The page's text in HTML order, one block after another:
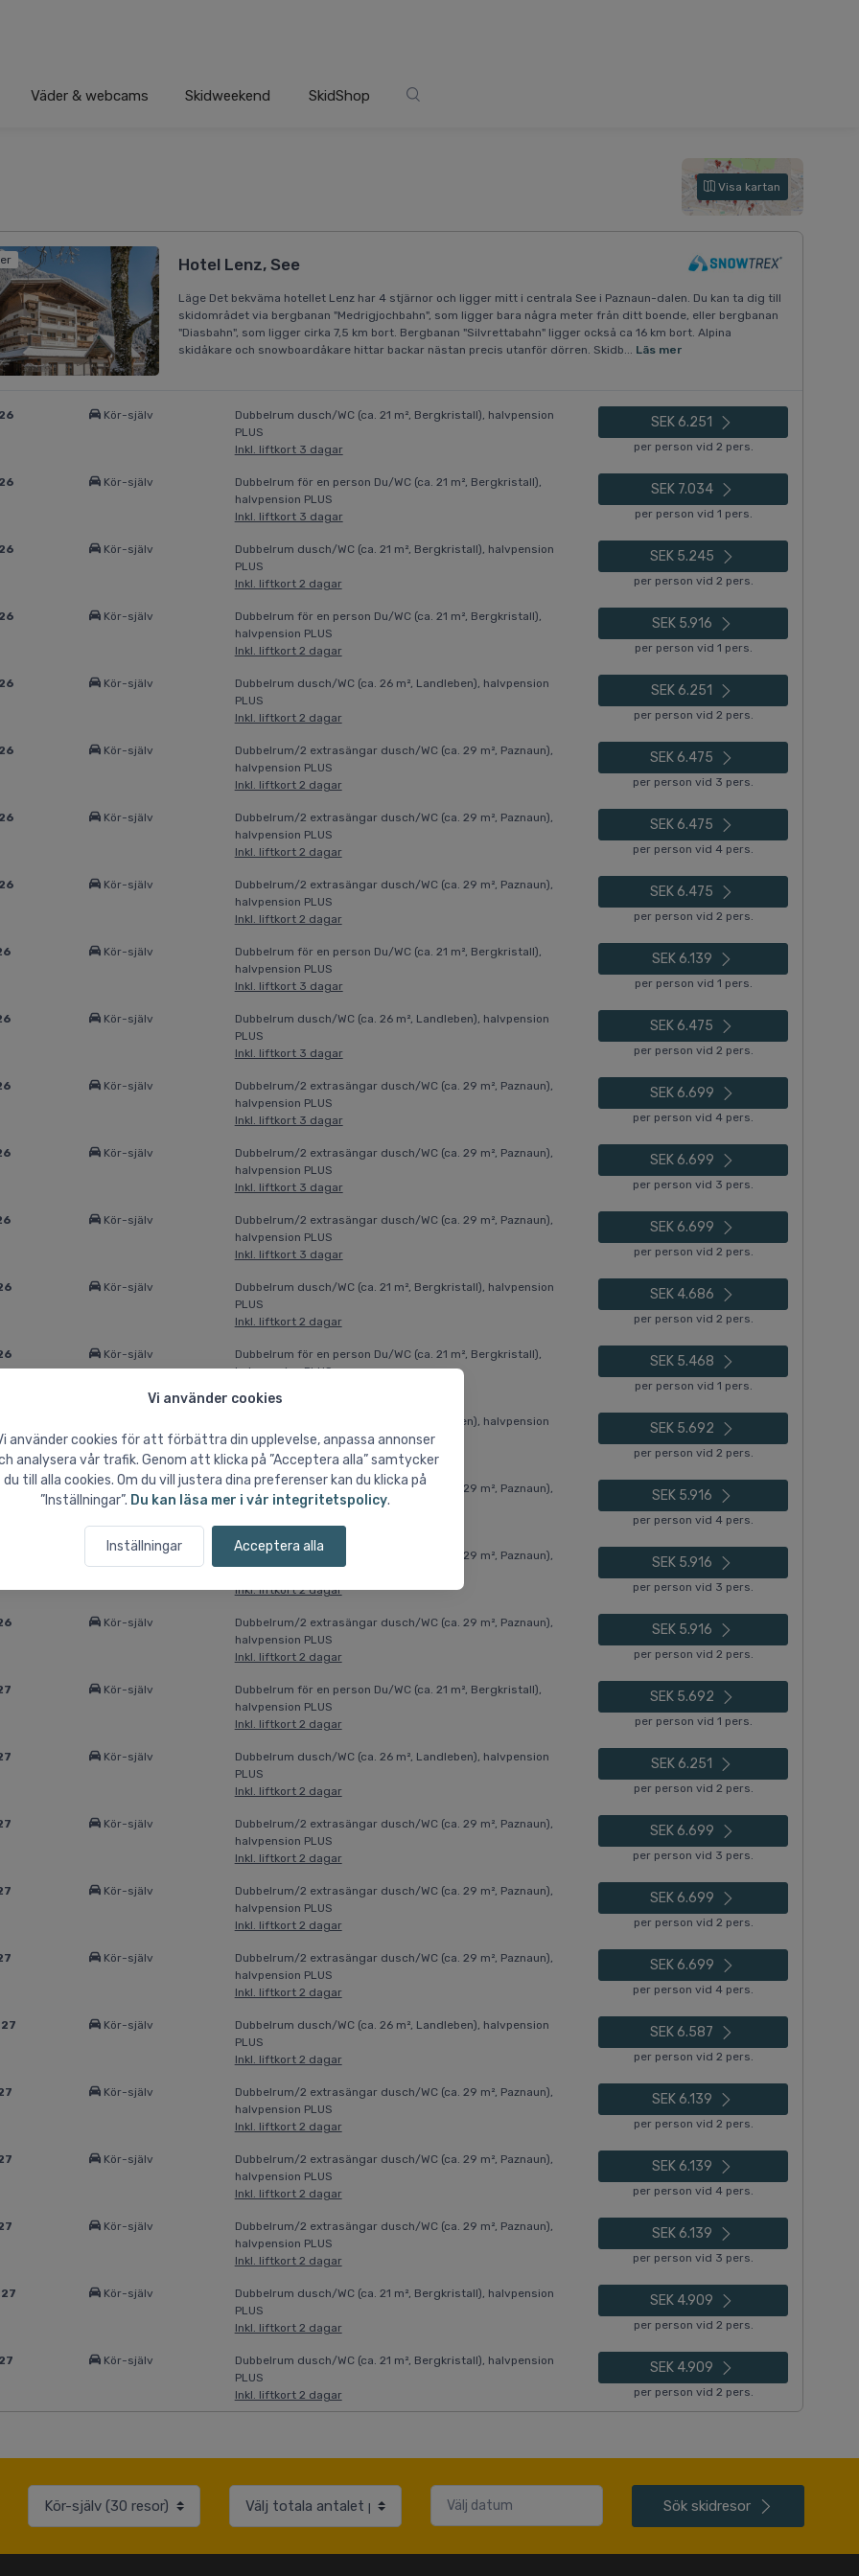
Vi använder cookies
använder cookies för att förbättra din upplevelse, anpassa annonser
analysera vår trafik. Genom att klicka på ”Acceptera alla” samtycker
du till alla cookies. Om du vill justera dina preferenser kan du klicka på
”Inställningar”. Du kan läsa mer i vår integritetspolicy.
Inställningar Acceptera alla
Väder & webcams Skidweekend SkidShop
Visa kartan
Hotel Lenz, See
Läge Det bekväma hotellet Lenz har 4 stjärnor och ligger mitt i centrala See i Paznaun-dalen. Du kan ta dig till
skidområdet via bergbanan "Medrigjochbahn", som ligger bara några meter från ditt boende, eller bergbanan
"Diasbahn", som ligger cirka 7,5 km bort. Bergbanan "Silvrettabahn" ligger också ca 16 km bort. Alpina
skidåkare och snowboardåkare hittar backar nästan precis utanför dörren. Skidb... Läs mer
Kör-själv
Dubbelrum dusch/WC (ca. 21 m², Bergkristall), halvpension
PLUS
Inkl. liftkort 3 dagar
SEK 6.251
per person vid 2 pers.
Kör-själv
Dubbelrum för en person Du/WC (ca. 21 m², Bergkristall),
halvpension PLUS
Inkl. liftkort 3 dagar
SEK 7.034
per person vid 1 pers.
Kör-själv
Dubbelrum dusch/WC (ca. 21 m², Bergkristall), halvpension
PLUS
Inkl. liftkort 2 dagar
SEK 5.245
per person vid 2 pers.
Kör-själv
Dubbelrum för en person Du/WC (ca. 21 m², Bergkristall),
halvpension PLUS
Inkl. liftkort 2 dagar
SEK 5.916
per person vid 1 pers.
Kör-själv
Dubbelrum dusch/WC (ca. 26 m², Landleben), halvpension
PLUS
Inkl. liftkort 2 dagar
SEK 6.251
per person vid 2 pers.
Kör-själv
Dubbelrum/2 extrasängar dusch/WC (ca. 29 m², Paznaun),
halvpension PLUS
Inkl. liftkort 2 dagar
SEK 6.475
per person vid 3 pers.
Kör-själv
Dubbelrum/2 extrasängar dusch/WC (ca. 29 m², Paznaun),
halvpension PLUS
Inkl. liftkort 2 dagar
SEK 6.475
per person vid 4 pers.
Kör-själv
Dubbelrum/2 extrasängar dusch/WC (ca. 29 m², Paznaun),
halvpension PLUS
Inkl. liftkort 2 dagar
SEK 6.475
per person vid 2 pers.
Kör-själv
Dubbelrum för en person Du/WC (ca. 21 m², Bergkristall),
halvpension PLUS
Inkl. liftkort 3 dagar
SEK 6.139
per person vid 1 pers.
Kör-själv
Dubbelrum dusch/WC (ca. 26 m², Landleben), halvpension
PLUS
Inkl. liftkort 3 dagar
SEK 6.475
per person vid 2 pers.
Kör-själv
Dubbelrum/2 extrasängar dusch/WC (ca. 29 m², Paznaun),
halvpension PLUS
Inkl. liftkort 3 dagar
SEK 6.699
per person vid 4 pers.
Kör-själv
Dubbelrum/2 extrasängar dusch/WC (ca. 29 m², Paznaun),
halvpension PLUS
Inkl. liftkort 3 dagar
SEK 6.699
per person vid 3 pers.
Kör-själv
Dubbelrum/2 extrasängar dusch/WC (ca. 29 m², Paznaun),
halvpension PLUS
Inkl. liftkort 3 dagar
SEK 6.699
per person vid 2 pers.
Kör-själv
Dubbelrum dusch/WC (ca. 21 m², Bergkristall), halvpension
PLUS
Inkl. liftkort 2 dagar
SEK 4.686
per person vid 2 pers.
Kör-själv
Dubbelrum för en person Du/WC (ca. 21 m², Bergkristall),
halvpension PLUS
SEK 5.468
per person vid 1 pers.
Dubbelrum dusch/WC (ca. 26 m², Landleben), halvpension
PLUS
Inkl. liftkort 2 dagar
SEK 5.692
per person vid 2 pers.
Kör-själv
Dubbelrum/2 extrasängar dusch/WC (ca. 29 m², Paznaun),
halvpension PLUS
Inkl. liftkort 2 dagar
SEK 5.916
per person vid 4 pers.
Kör-själv
Dubbelrum/2 extrasängar dusch/WC (ca. 29 m², Paznaun),
Inkl. liftkort 2 dagar
SEK 5.916
per person vid 3 pers.
Kör-själv
Dubbelrum/2 extrasängar dusch/WC (ca. 29 m², Paznaun),
halvpension PLUS
Inkl. liftkort 2 dagar
SEK 5.916
per person vid 2 pers.
Kör-själv
Dubbelrum för en person Du/WC (ca. 21 m², Bergkristall),
halvpension PLUS
Inkl. liftkort 2 dagar
SEK 5.692
per person vid 1 pers.
Kör-själv
Dubbelrum dusch/WC (ca. 26 m², Landleben), halvpension
PLUS
Inkl. liftkort 2 dagar
SEK 6.251
per person vid 2 pers.
Kör-själv
Dubbelrum/2 extrasängar dusch/WC (ca. 29 m², Paznaun),
halvpension PLUS
Inkl. liftkort 2 dagar
SEK 6.699
per person vid 3 pers.
Kör-själv
Dubbelrum/2 extrasängar dusch/WC (ca. 29 m², Paznaun),
halvpension PLUS
Inkl. liftkort 2 dagar
SEK 6.699
per person vid 2 pers.
Kör-själv
Dubbelrum/2 extrasängar dusch/WC (ca. 29 m², Paznaun),
halvpension PLUS
Inkl. liftkort 2 dagar
SEK 6.699
per person vid 4 pers.
Kör-själv
Dubbelrum dusch/WC (ca. 26 m², Landleben), halvpension
PLUS
Inkl. liftkort 2 dagar
SEK 6.587
per person vid 2 pers.
Kör-själv
Dubbelrum/2 extrasängar dusch/WC (ca. 29 m², Paznaun),
halvpension PLUS
Inkl. liftkort 2 dagar
SEK 6.139
per person vid 2 pers.
Kör-själv
Dubbelrum/2 extrasängar dusch/WC (ca. 29 m², Paznaun),
halvpension PLUS
Inkl. liftkort 2 dagar
SEK 6.139
per person vid 4 pers.
Kör-själv
Dubbelrum/2 extrasängar dusch/WC (ca. 29 m², Paznaun),
halvpension PLUS
Inkl. liftkort 2 dagar
SEK 6.139
per person vid 3 pers.
Kör-själv
Dubbelrum dusch/WC (ca. 21 m², Bergkristall), halvpension
PLUS
Inkl. liftkort 2 dagar
SEK 4.909
per person vid 2 pers.
Kör-själv
Dubbelrum dusch/WC (ca. 21 m², Bergkristall), halvpension
PLUS
Inkl. liftkort 2 dagar
SEK 4.909
per person vid 2 pers.
Sök skidresor